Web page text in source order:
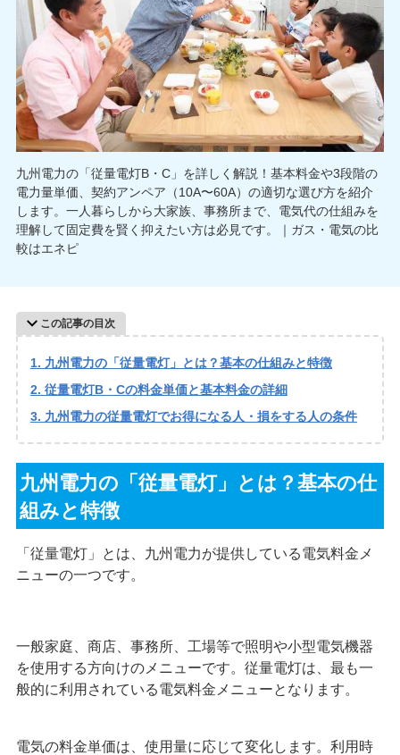
九州電力の「従量電灯B・C」を詳しく解説！基本料金や3段階の
電力量単価、契約アンペア（10A〜60A）の適切な選び方を紹介
します。一人暮らしから大家族、事務所まで、電気代の仕組みを
理解して固定費を賢く抑えたい方は必見です。｜ガス・電気の比
較はエネピ
この記事の目次
九州電力の「従量電灯」とは？基本の仕組みと特徴
従量電灯B・Cの料金単価と基本料金の詳細
九州電力の従量電灯でお得になる人・損をする人の条件
九州電力の「従量電灯」とは？基本の仕
組みと特徴
「従量電灯」とは、九州電力が提供している電気料金メ
ニューの一つです。
一般家庭、商店、事務所、工場等で照明や小型電気機器
を使用する方向けのメニューです。従量電灯は、最も一
般的に利用されている電気料金メニューとなります。
電気の料金単価は、使用量に応じて変化します。利用時